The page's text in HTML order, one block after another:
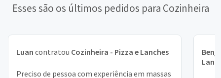
Esses são os últimos pedidos para Cozinheira
Luan contratou Cozinheira - Pizza e Lanches
Preciso de pessoa com experiência em massas